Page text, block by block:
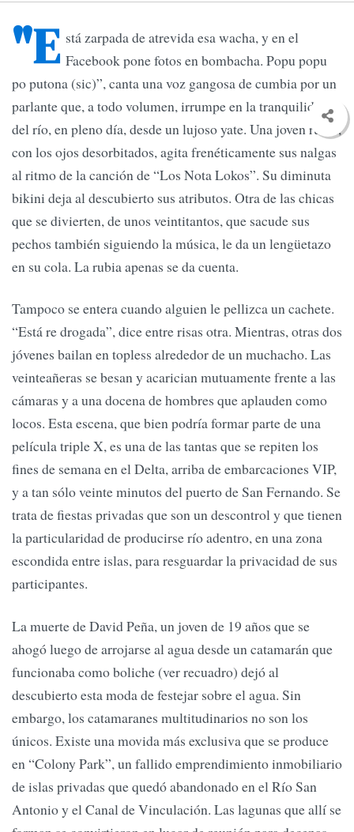
"E stá zarpada de atrevida esa wacha, y en el
Facebook pone fotos en bombacha. Popu popu
po putona (sic)”, canta una voz gangosa de cumbia por un
parlante que, a todo volumen, irrumpe en la tranquilidad
del río, en pleno día, desde un lujoso yate. Una joven rubia,
con los ojos desorbitados, agita frenéticamente sus nalgas
al ritmo de la canción de “Los Nota Lokos”. Su diminuta
bikini deja al descubierto sus atributos. Otra de las chicas
que se divierten, de unos veintitantos, que sacude sus
pechos también siguiendo la música, le da un lengüetazo
en su cola. La rubia apenas se da cuenta.
Tampoco se entera cuando alguien le pellizca un cachete.
“Está re drogada”, dice entre risas otra. Mientras, otras dos
jóvenes bailan en topless alrededor de un muchacho. Las
veinteañeras se besan y acarician mutuamente frente a las
cámaras y a una docena de hombres que aplauden como
locos. Esta escena, que bien podría formar parte de una
película triple X, es una de las tantas que se repiten los
fines de semana en el Delta, arriba de embarcaciones VIP,
y a tan sólo veinte minutos del puerto de San Fernando. Se
trata de fiestas privadas que son un descontrol y que tienen
la particularidad de producirse río adentro, en una zona
escondida entre islas, para resguardar la privacidad de sus
participantes.
La muerte de David Peña, un joven de 19 años que se
ahogó luego de arrojarse al agua desde un catamarán que
funcionaba como boliche (ver recuadro) dejó al
descubierto esta moda de festejar sobre el agua. Sin
embargo, los catamaranes multitudinarios no son los
únicos. Existe una movida más exclusiva que se produce
en “Colony Park”, un fallido emprendimiento inmobiliario
de islas privadas que quedó abandonado en el Río San
Antonio y el Canal de Vinculación. Las lagunas que allí se